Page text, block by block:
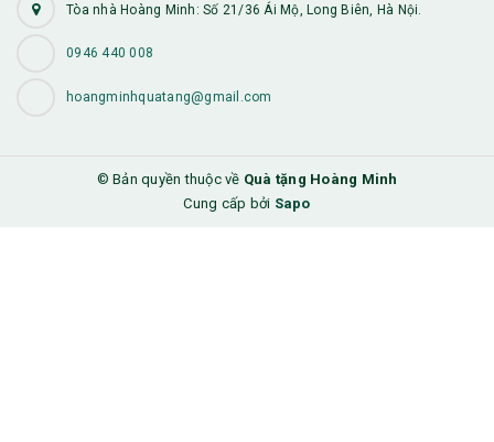
Tòa nhà Hoàng Minh: Số 21/36 Ái Mộ, Long Biên, Hà Nội.
0946 440 008
hoangminhquatang@gmail.com
© Bản quyền thuộc về Quà tặng Hoàng Minh
Cung cấp bởi Sapo